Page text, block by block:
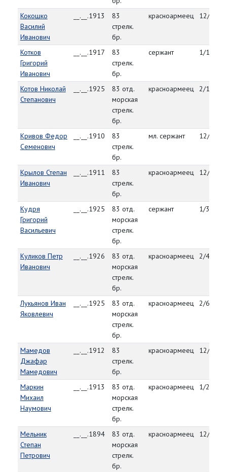
Кокошко
Василий
Иванович
__.__.1913
83
стрелк.
бр.
красноармеец 12/26/
Котков
Григорий
Иванович
__.__.1917
83
стрелк.
бр.
сержант 1/13/45
Котов Николай
Степанович
__.__.1925
83 отд.
морская
стрелк.
бр.
красноармеец 2/11/45
Кривов Федор
Семенович
__.__.1910
83
стрелк.
бр.
мл. сержант 12/30/
Крылов Степан
Иванович
__.__.1911
83
стрелк.
бр.
красноармеец 12/29/
Кудря
Григорий
Васильевич
__.__.1925
83 отд.
морская
стрелк.
бр.
сержант 1/30/45
Куликов Петр
Иванович
__.__.1926
83 отд.
морская
стрелк.
бр.
красноармеец 2/4/45
Лукьянов Иван
Яковлевич
__.__.1925
83 отд.
морская
стрелк.
бр.
красноармеец 2/6/45
Мамедов
Джафар
Мамедович
__.__.1912
83
стрелк.
бр.
красноармеец 12/28/
Маркин
Михаил
Наумович
__.__.1913
83 отд.
морская
стрелк.
бр.
красноармеец 1/28/45
Мельник
Степан
Петрович
__.__.1894
83 отд.
морская
стрелк.
бр.
красноармеец 12/30/